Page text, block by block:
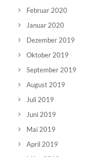
Februar 2020
Januar 2020
Dezember 2019
Oktober 2019
September 2019
August 2019
Juli 2019
Juni 2019
Mai 2019
April 2019